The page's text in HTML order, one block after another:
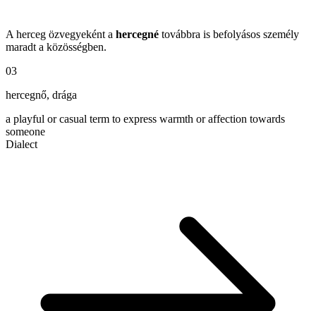
A herceg özvegyeként a hercegné továbbra is befolyásos személy
maradt a közösségben.
03
hercegnő, drága
a playful or casual term to express warmth or affection towards
someone
Dialect